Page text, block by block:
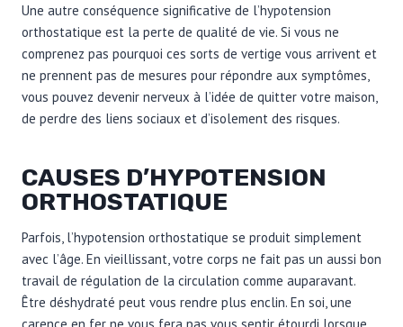
Une autre conséquence significative de l’hypotension
orthostatique est la perte de qualité de vie. Si vous ne
comprenez pas pourquoi ces sorts de vertige vous arrivent et
ne prennent pas de mesures pour répondre aux symptômes,
vous pouvez devenir nerveux à l’idée de quitter votre maison,
de perdre des liens sociaux et d’isolement des risques.
CAUSES D’HYPOTENSION
ORTHOSTATIQUE
Parfois, l’hypotension orthostatique se produit simplement
avec l’âge. En vieillissant, votre corps ne fait pas un aussi bon
travail de régulation de la circulation comme auparavant.
Être déshydraté peut vous rendre plus enclin. En soi, une